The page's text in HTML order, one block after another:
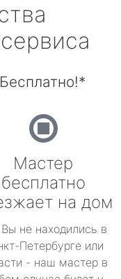
Мастер
бесплатно
на дом
не находились в
Петербурге или
- наш мастер в